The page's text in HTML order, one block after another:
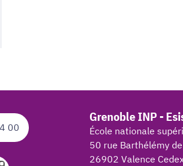
00
Grenoble INP -
École nationale
50 rue Barthélémy
26902 Valence